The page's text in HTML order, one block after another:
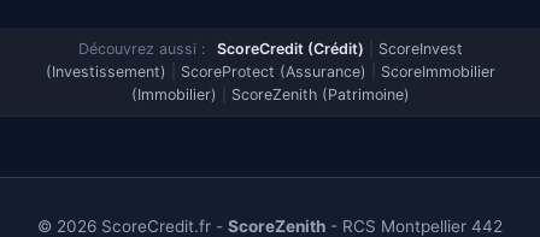
Découvrez aussi : ScoreCredit (Crédit)
ScoreInvest
(Investissement)
ScoreProtect (Assurance)
ScoreImmobilier
(Immobilier)
ScoreZenith (Patrimoine)
© 2026 ScoreCredit.fr - ScoreZenith - RCS Montpellier 442